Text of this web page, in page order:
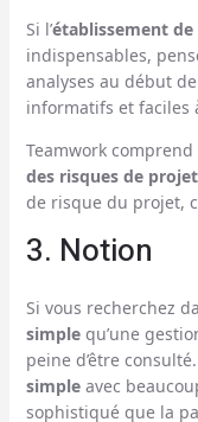
Si l’établissement
indispensables,
analyses au début
informatifs et faciles
Teamwork
des risques de projet
de risque du projet,
3. Notion
Si vous recherchez
simplequ’une
peine d’être
simpleavec
sophistiqué que la